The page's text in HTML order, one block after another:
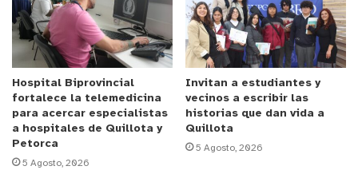
“Nos nació un tema social, porque cuando éramos
adolescentes nadie nos ayudó o tuvo la iniciativa
que estamos teniendo. Nosotros somos un grupo
autofinanciado, hicimos una colecta y compramos
un aro profesional, así que voy día por medio a ver,
para que no se lo roben. Me decían si podía
arreglar ese espacio porque querían jugar y no
Hospital Biprovincial
fortalece la telemedicina
para acercar especialistas
a hospitales de Quillota y
Petorca
5 Agosto, 2026
Invitan a estudiantes y
vecinos a escribir las
historias que dan vida a
Quillota
5 Agosto, 2026